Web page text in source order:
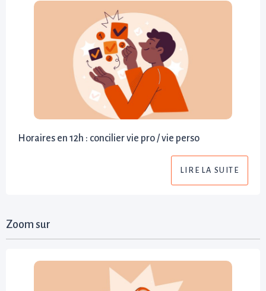
Horaires en 12h : concilier vie pro / vie perso
LIRE LA SUITE
Zoom sur